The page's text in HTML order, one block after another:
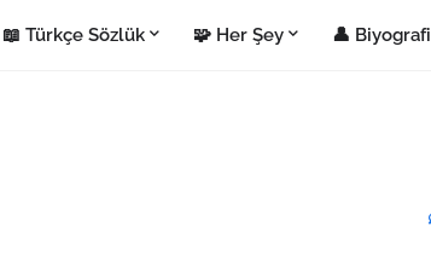
📖 Türkçe Sözlük 🧩 Her Şey 👤 Biyografi